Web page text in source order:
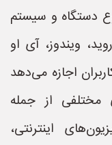
دستگاه و سیستم
ویندوز، آی او
اجازه می‌دهد
مختلفی از جمله
اینترنتی،